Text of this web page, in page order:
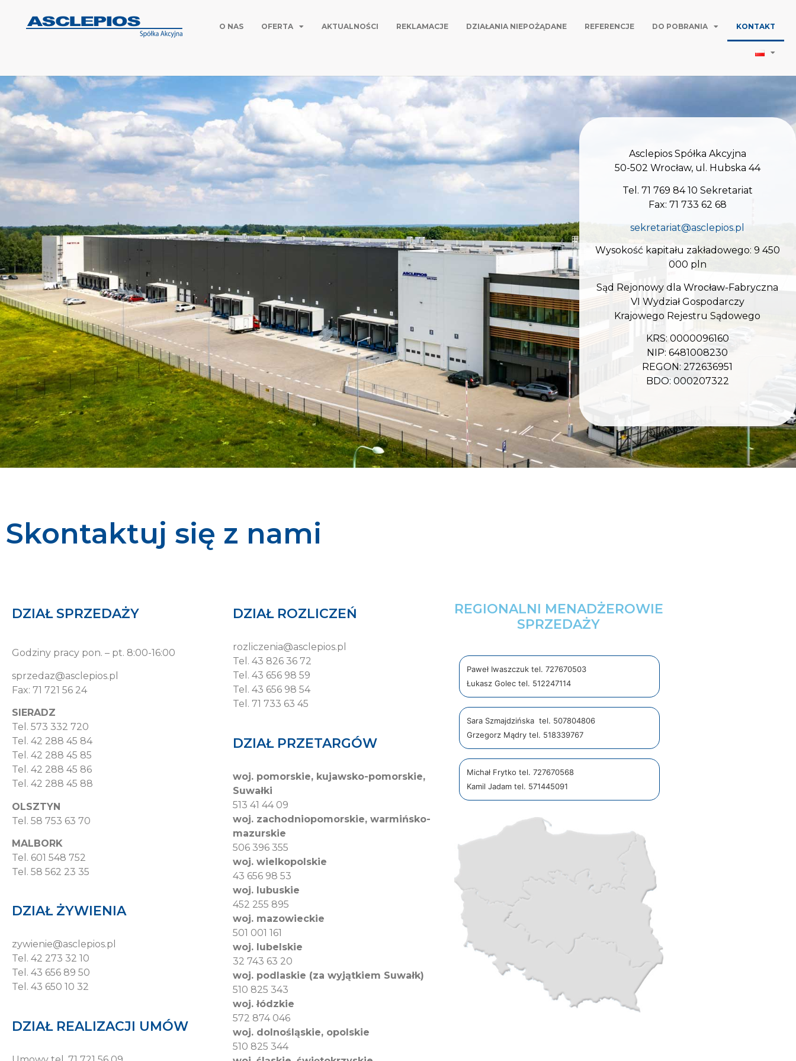
O NAS OFERTA AKTUALNOŚCI REKLAMACJE DZIAŁANIA NIEPOŻĄDANE REFERENCJE DO POBRANIA KONTAKT
Asclepios Spółka Akcyjna
50-502 Wrocław, ul. Hubska 44
Tel. 71 769 84 10 Sekretariat
Fax: 71 733 62 68
sekretariat@asclepios.pl
Wysokość kapitału zakładowego: 9 450
000 pln
Sąd Rejonowy dla Wrocław-Fabryczna
VI Wydział Gospodarczy
Krajowego Rejestru Sądowego
KRS: 0000096160
NIP: 6481008230
REGON: 272636951
BDO: 000207322
Skontaktuj się z nami
DZIAŁ SPRZEDAŻY
Godziny pracy pon. – pt. 8:00-16:00
sprzedaz@asclepios.pl
Fax: 71 721 56 24
SIERADZ
Tel. 573 332 720
Tel. 42 288 45 84
Tel. 42 288 45 85
Tel. 42 288 45 86
Tel. 42 288 45 88
OLSZTYN
Tel. 58 753 63 70
MALBORK
Tel. 601 548 752
Tel. 58 562 23 35
DZIAŁ ŻYWIENIA
zywienie@asclepios.pl
Tel. 42 273 32 10
Tel. 43 656 89 50
Tel. 43 650 10 32
DZIAŁ REALIZACJI UMÓW
DZIAŁ ROZLICZEŃ
rozliczenia@asclepios.pl
Tel. 43 826 36 72
Tel. 43 656 98 59
Tel. 43 656 98 54
Tel. 71 733 63 45
DZIAŁ PRZETARGÓW
woj. pomorskie, kujawsko-pomorskie,
Suwałki
513 41 44 09
woj. zachodniopomorskie, warmińsko-
mazurskie
506 396 355
woj. wielkopolskie
43 656 98 53
woj. lubuskie
452 255 895
woj. mazowieckie
501 001 161
woj. lubelskie
32 743 63 20
woj. podlaskie (za wyjątkiem Suwałk)
510 825 343
woj. łódzkie
572 874 046
woj. dolnośląskie, opolskie
510 825 344
REGIONALNI MENADŻEROWIE
SPRZEDAŻY
Paweł Iwaszczuk tel. 727670503
Łukasz Golec tel. 512247114
Sara Szmajdzińska tel. 507804806
Grzegorz Mądry tel. 518339767
Michał Frytko tel. 727670568
Kamil Jadam tel. 571445091